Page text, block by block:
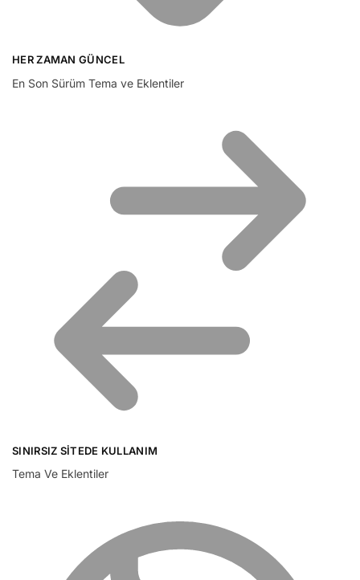
HER ZAMAN GÜNCEL
En Son Sürüm Tema ve Eklentiler
SINIRSIZ SITEDE KULLANIM
Tema Ve Eklentiler